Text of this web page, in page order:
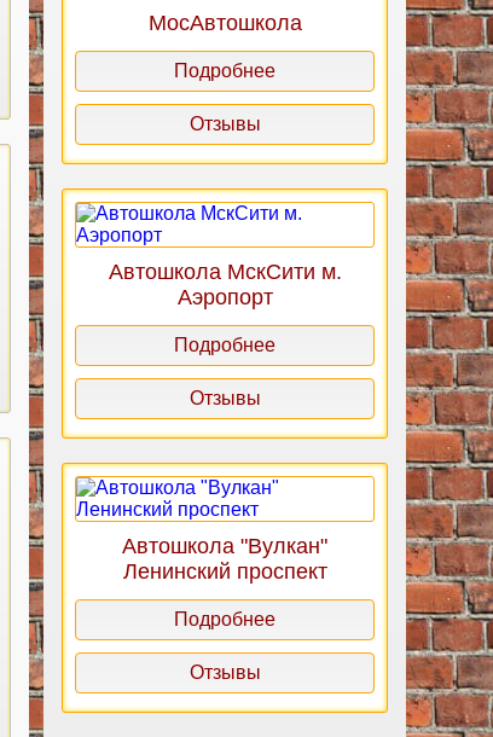
МосАвтошкола
Подробнее
Отзывы
Автошкола МскСити м.
Аэропорт
Подробнее
Отзывы
Автошкола "Вулкан"
Ленинский проспект
Подробнее
Отзывы